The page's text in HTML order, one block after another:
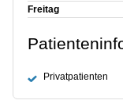
Freitag
Privatpatienten